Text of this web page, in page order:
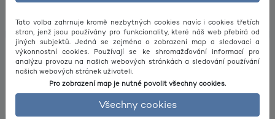
Tato volba zahrnuje kromě nezbytných cookies navíc i cookies třetích
stran, jenž jsou používány pro funkcionality, které náš web přebírá od
jiných subjektů. Jedná se zejména o zobrazení map a sledovací a
výkonnostní cookies. Používají se ke shromažďování informací pro
analýzu provozu na našich webových stránkách a sledování používání
našich webových stránek uživateli.
Pro zobrazení map je nutné povolit všechny cookies.
Všechny cookies
32
Škoda VIII. brána
NC Černice
Škoda VIII. brána